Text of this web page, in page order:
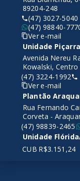
89204-248
(47) 3027-5040
(47) 98840-
Ver e-mail
Unidade
Avenida Nereu
Kowalski,
(47) 3224-1992
Ver e-mail
Plantão
Rua Fernando
Corveta -
(47) 98839-2465
Unidade
CUB R$3.151,24